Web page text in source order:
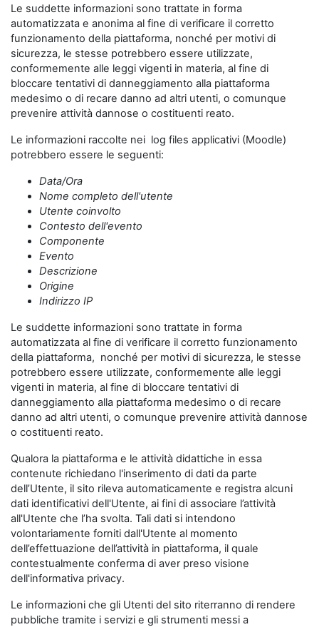
Le suddette informazioni sono trattate in forma
automatizzata e anonima al fine di verificare il corretto
funzionamento della piattaforma, nonché per motivi di
sicurezza, le stesse potrebbero essere utilizzate,
conformemente alle leggi vigenti in materia, al fine di
bloccare tentativi di danneggiamento alla piattaforma
medesimo o di recare danno ad altri utenti, o comunque
prevenire attività dannose o costituenti reato.
Le informazioni raccolte nei log files applicativi (Moodle)
potrebbero essere le seguenti:
Data/Ora
Nome completo dell'utente
Utente coinvolto
Contesto dell'evento
Componente
Evento
Descrizione
Origine
Indirizzo IP
Le suddette informazioni sono trattate in forma
automatizzata al fine di verificare il corretto funzionamento
della piattaforma, nonché per motivi di sicurezza, le stesse
potrebbero essere utilizzate, conformemente alle leggi
vigenti in materia, al fine di bloccare tentativi di
danneggiamento alla piattaforma medesimo o di recare
danno ad altri utenti, o comunque prevenire attività dannose
o costituenti reato.
Qualora la piattaforma e le attività didattiche in essa
contenute richiedano l'inserimento di dati da parte
dell’Utente, il sito rileva automaticamente e registra alcuni
dati identificativi dell'Utente, ai fini di associare l’attività
all'Utente che l’ha svolta. Tali dati si intendono
volontariamente forniti dall'Utente al momento
dell’effettuazione dell’attività in piattaforma, il quale
contestualmente conferma di aver preso visione
dell'informativa privacy.
Le informazioni che gli Utenti del sito riterranno di rendere
pubbliche tramite i servizi e gli strumenti messi a